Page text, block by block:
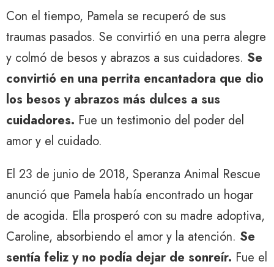
Con el tiempo, Pamela se recuperó de sus
traumas pasados. Se convirtió en una perra alegre
y colmó de besos y abrazos a sus cuidadores. Se
convirtió en una perrita encantadora que dio
los besos y abrazos más dulces a sus
cuidadores. Fue un testimonio del poder del
amor y el cuidado.
El 23 de junio de 2018, Speranza Animal Rescue
anunció que Pamela había encontrado un hogar
de acogida. Ella prosperó con su madre adoptiva,
Caroline, absorbiendo el amor y la atención. Se
sentía feliz y no podía dejar de sonreír. Fue el